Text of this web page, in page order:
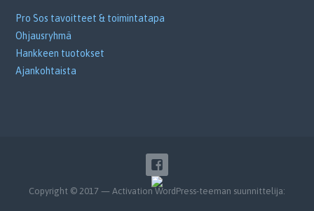
Pro Sos tavoitteet & toimintatapa
Ohjausryhmä
Hankkeen tuotokset
Ajankohtaista
Copyright © 2017 — Activation WordPress-teeman suunnittelija: